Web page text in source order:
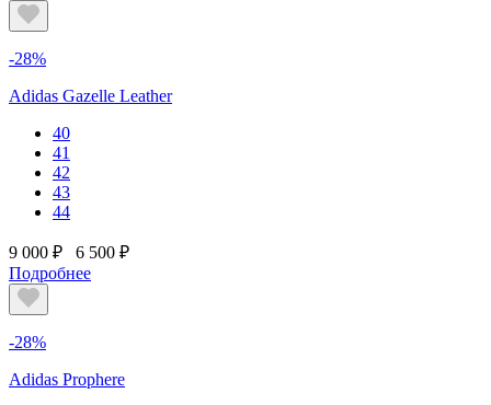
-28%
Adidas Gazelle Leather
40
41
42
43
44
9 000 ₽
6 500 ₽
Подробнее
-28%
Adidas Prophere